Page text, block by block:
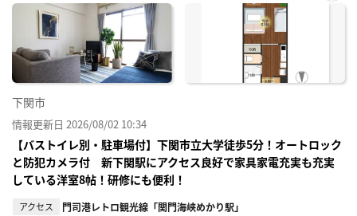
お気
下関市
情報更新日 2026/08/02 10:34
【バストイレ別・駐車場付】下関市立大学徒歩5分！オートロック
と防犯カメラ付 新下関駅にアクセス良好で家具家電充実も充実
している洋室8帖！研修にも便利！
アクセス 門司港レトロ観光線「関門海峡めかり駅」